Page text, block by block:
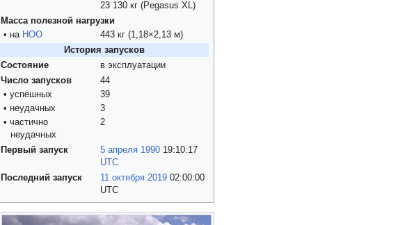
23 130 кг (Pegasus XL)
Масса полезной нагрузки
• на НОО
443 кг (1,18×2,13 м)
История запусков
Состояние
в эксплуатации
Число запусков
44
• успешных
39
• неудачных
3
• частично
неудачных
2
Первый запуск 5 апреля 1990 19:10:17
UTC
Последний запуск
11 октября 2019 02:00:00
UTC